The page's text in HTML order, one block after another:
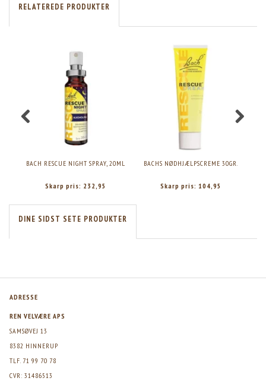
RELATEREDE PRODUKTER
BACH RESCUE NIGHT SPRAY, 20ML
Skarp pris: 232,95
BACHS NØDHJÆLPSCREME 30GR.
Skarp pris: 104,95
DINE SIDST SETE PRODUKTER
ADRESSE
REN VELVÆRE APS
SAMSØVEJ 13
8382 HINNERUP
TLF. 71 99 70 78
CVR: 31486513